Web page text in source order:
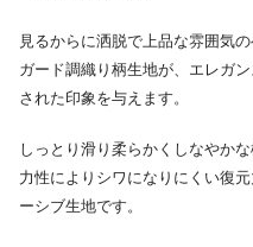
見るからに洒脱で上品な雰囲気
ガード調織り柄生地が、エレガ
された印象を与えます。
しっとり滑り柔らかくしなやか
力性によりシワになりにくい復
ーシブ生地です。